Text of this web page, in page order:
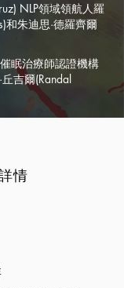
NLP領域領航人羅
和朱迪思·德羅齊爾
眠治療師認證機構
吉爾(Randal
情